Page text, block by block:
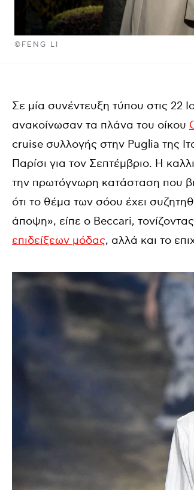
©FENG LI
Σε μία συνέντευξη τύπου στις 22
ανακοίνωσαν τα πλάνα του οίκου
cruise συλλογής στην Puglia της
Παρίσι για τον Σεπτέμβριο. Η
την πρωτόγνωρη κατάσταση που
ότι το θέμα των σόου έχει
άποψη», είπε ο Beccari,
επιδείξεων μόδας, αλλά και το